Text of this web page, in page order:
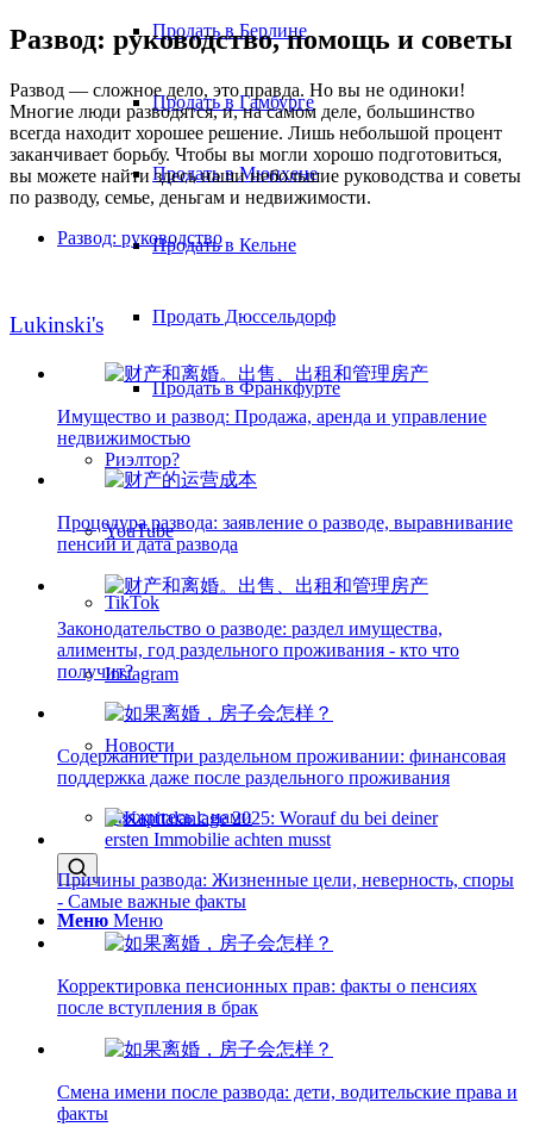
Продать в Берлине
Продать в Гамбурге
Продать в Мюнхене
Продать в Кельне
Продать Дюссельдорф
Продать в Франкфурте
Риэлтор?
YouTube
TikTok
Instagram
Новости
Свяжитесь с нами
Меню Меню
Развод: руководство, помощь и советы
Развод — сложное дело, это правда. Но вы не одиноки!
Многие люди разводятся, и, на самом деле, большинство
всегда находит хорошее решение. Лишь небольшой процент
заканчивает борьбу. Чтобы вы могли хорошо подготовиться,
вы можете найти здесь наши небольшие руководства и советы
по разводу, семье, деньгам и недвижимости.
Развод: руководство
Lukinski's
Имущество и развод: Продажа, аренда и управление
недвижимостью
Процедура развода: заявление о разводе, выравнивание
пенсий и дата развода
Законодательство о разводе: раздел имущества,
алименты, год раздельного проживания - кто что
получит?
Содержание при раздельном проживании: финансовая
поддержка даже после раздельного проживания
Причины развода: Жизненные цели, неверность, споры
- Самые важные факты
Корректировка пенсионных прав: факты о пенсиях
после вступления в брак
Смена имени после развода: дети, водительские права и
факты